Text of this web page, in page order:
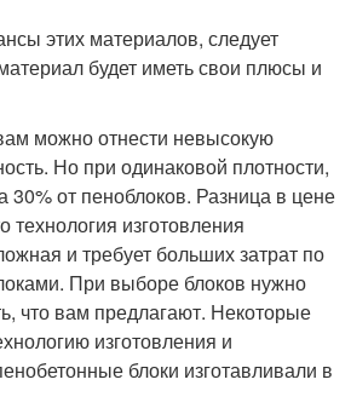
этих материалов, следует
будет иметь свои плюсы и
можно отнести невысокую
Но при одинаковой плотности,
30% от пеноблоков. Разница в цене
технология изготовления
и требует больших затрат по
При выборе блоков нужно
что вам предлагают. Некоторые
изготовления и
блоки изготавливали в